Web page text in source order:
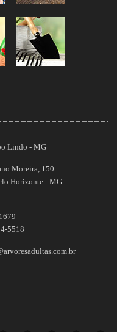
Lindo - MG
Moreira, 150
Horizonte - MG
5518